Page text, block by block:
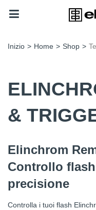
Inizio > Home > Shop >
&
Elinchrom
Controllo
precisione
Controlla i tuoi flash